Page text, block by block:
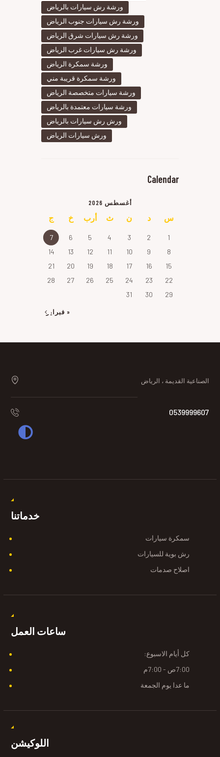
ورشة رش سيارات بالرياض
ورشة رش سيارات جنوب الرياض
ورشة رش سيارات شرق الرياض
ورشة رش سيارات غرب الرياض
ورشة سمكرة الرياض
ورشة سمكرة قريبة مني
ورشة سيارات متخصصة الرياض
ورشة سيارات معتمدة بالرياض
ورش رش سيارات بالرياض
ورش سيارات الرياض
Calendar
أغسطس 2026
س د ن ث أرب خ ج
1
2
3
4
5
6
7
8
9
10
11
12
13
14
15
16
17
18
19
20
21
22
23
24
25
26
27
28
29
30
31
« فبراير
الصناعية القديمة ، الرياض
0539999607
خدماتنا
سمكرة سيارات
رش بوية للسيارات
اصلاح صدمات
ساعات العمل
كل أيام الاسبوع:
7:00ص - 7:00م
ما عدا يوم الجمعة
اللوكيشن